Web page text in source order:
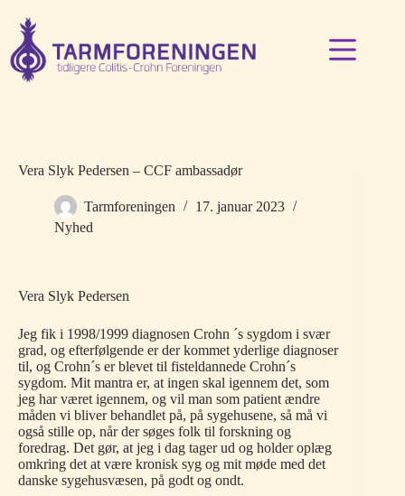
indhold
Vera Slyk Pedersen – CCF ambassadør
Tarmforeningen
17. januar 2023
Nyhed
Vera Slyk Pedersen
Jeg fik i 1998/1999 diagnosen Crohn ´s sygdom i svær
grad, og efterfølgende er der kommet yderlige diagnoser
til, og Crohn´s er blevet til fisteldannede Crohn´s
sygdom. Mit mantra er, at ingen skal igennem det, som
jeg har været igennem, og vil man som patient ændre
måden vi bliver behandlet på, på sygehusene, så må vi
også stille op, når der søges folk til forskning og
foredrag. Det gør, at jeg i dag tager ud og holder oplæg
omkring det at være kronisk syg og mit møde med det
danske sygehusvæsen, på godt og ondt.